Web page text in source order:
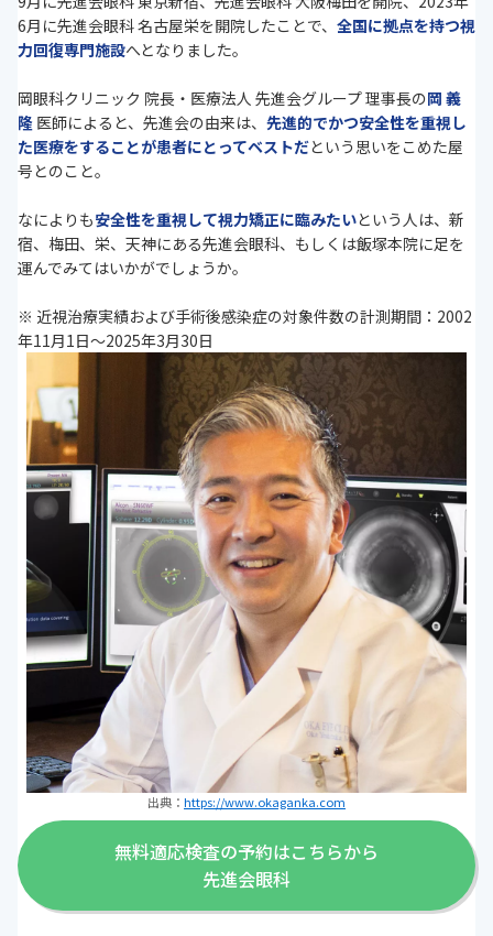
6月に先進会眼科 名古屋栄を開院したことで、 全国に拠点を持つ視
力回復専門施設へとなりました。
岡眼科クリニック 院長・医療法人 先進会グループ 理事長の岡 義
隆 医師によると、先進会の由来は、 先進的でかつ安全性を重視し
た医療をすることが患者にとってベストだという思いをこめた屋
号とのこと。
なによりも安全性を重視して視力矯正に臨みたいという人は、新
宿、梅田、栄、天神にある先進会眼科、もしくは飯塚本院に足を
運んでみてはいかがでしょうか。
※ 近視治療実績および手術後感染症の対象件数の計測期間：2002
年11月1日〜2025年3月30日
出典： https://www.okaganka.com
無料適応検査の予約はこちらから
先進会眼科